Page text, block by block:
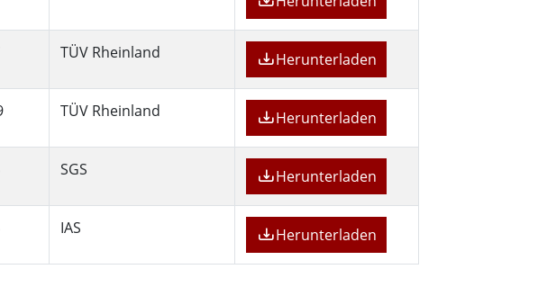
TÜV Rheinland Herunterladen
TÜV Rheinland Herunterladen
SGS Herunterladen
IAS Herunterladen